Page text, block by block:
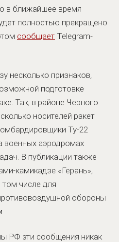
в ближайшее время
полностью прекращено
сообщает Telegram-
несколько признаков,
подготовке
Так, в районе Черного
носителей ракет
Ту-22
военных аэродромах
В публикации также
камикадзе «Герань»,
числе для
обороны
РФ эти сообщения никак